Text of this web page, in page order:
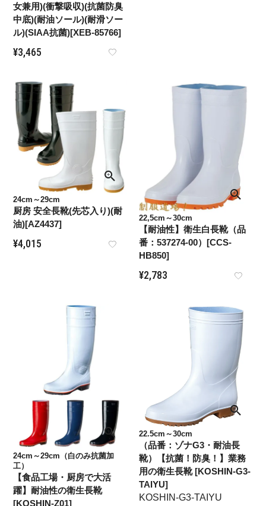
女兼用)(衝撃吸収)(抗菌防臭
中底)(耐油ソール)(耐滑ソー
ル)(SIAA抗菌)[XEB-85766]
¥3,465
24cm～29cm
厨房 安全長靴(先芯入り)(耐
油)[AZ4437]
¥4,015
22,5cm～30cm
【耐油性】衛生白長靴（品
番：537274-00）[CCS-
HB850]
¥2,783
24cm～29cm（白のみ抗菌加
工）
【食品工場・厨房で大活
躍】耐油性の衛生長靴
[KOSHIN-Z01]
22.5cm～30cm
（品番：ゾナG3・耐油長
靴）【抗菌！防臭！】業務
用の衛生長靴 [KOSHIN-G3-
TAIYU]
KOSHIN-G3-TAIYU